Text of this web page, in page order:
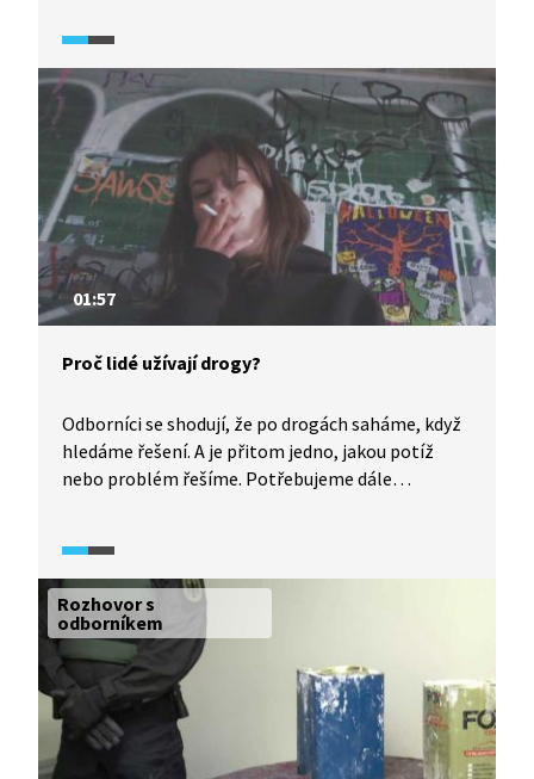
a zaměření se na vyhledávání návykové látky. Video
je součástí dokumentárního cyklu Česko
na drogách (2024).
01:57
Proč lidé užívají drogy?
Odborníci se shodují, že po drogách saháme, když
hledáme řešení. A je přitom jedno, jakou potíž
nebo problém řešíme. Potřebujeme dále
chvilkově nabídne. Video je součástí
dokumentárního cyklu Česko na drogách (2024).
Rozhovor s
odborníkem